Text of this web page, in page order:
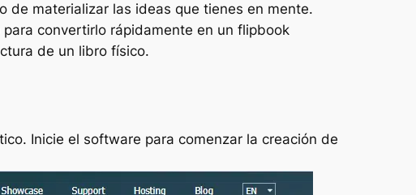
de materializar las ideas que tienes en mente.
convertirlo rápidamente en un flipbook
de un libro físico.
Inicie el software para comenzar la creación de